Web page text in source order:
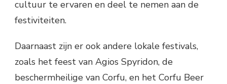
cultuur te ervaren en deel te nemen aan de
festiviteiten.
Daarnaast zijn er ook andere lokale festivals,
zoals het feest van Agios Spyridon, de
beschermheilige van Corfu, en het Corfu Beer